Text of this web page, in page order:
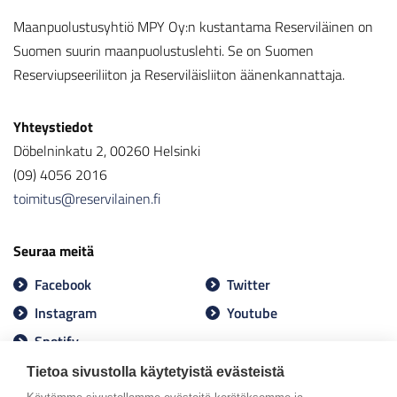
Tietoa sivustolla käytetyistä evästeistä
Maanpuolustusyhtiö MPY Oy:n kustantama Reserviläinen on
Suomen suurin maanpuolustuslehti. Se on Suomen
Reserviupseeriliiton ja Reserviläisliiton äänenkannattaja.
Yhteystiedot
Döbelninkatu 2, 00260 Helsinki
(09) 4056 2016
toimitus@reservilainen.fi
Seuraa meitä
Facebook
Twitter
Instagram
Youtube
Spotify